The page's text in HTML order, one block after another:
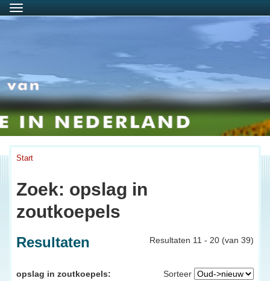
Menu
Start
Zoek: opslag in
zoutkoepels
Resultaten 11 - 20 (van 39)
Resultaten
Sorteer
opslag in zoutkoepels: